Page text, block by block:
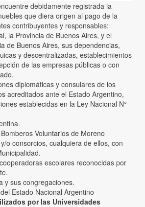
debidamente registrada la
que diera origen al pago de la
contribuyentes y responsables:
la Provincia de Buenos Aires, y el
de Buenos Aires, sus dependencias,
y descentralizadas, establecimientos
de las empresas públicas o con
diplomáticas y consulares de los
acreditados ante el Estado Argentino,
establecidas en la Ley Nacional N°
Voluntarios de Moreno
o consorcios, cualquiera de ellos, con
escolares reconocidas por
y sus congregaciones.
Estado Nacional Argentino
por las Universidades